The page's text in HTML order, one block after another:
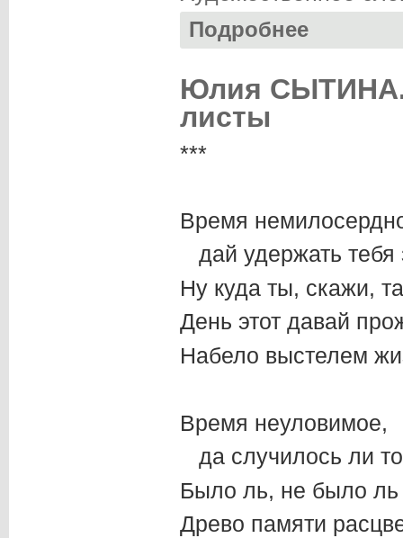
Подробнее
Юлия СЫТИНА.
листы
***
Время
дай удержать тебя
Ну куда ты, скажи,
День этот давай
Набело выстелем
Время неуловимое,
да случилось ли
Было ль, не было
Древо памяти